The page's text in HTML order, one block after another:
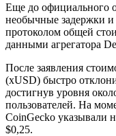
Еще до официального
необычные задержки и
протоколом общей
данными агрегатора
После заявления
(xUSD) быстро
достигнув уровня
пользователей. На
CoinGecko указывали
$0,25.